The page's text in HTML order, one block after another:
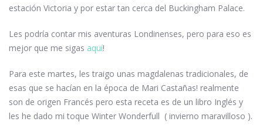
estación Victoria y por estar tan cerca del Buckingham Palace.
Les podría contar mis aventuras Londinenses, pero para eso es
mejor que me sigas aquí!
Para este martes, les traigo unas magdalenas tradicionales, de
esas que se hacían en la época de Mari Castañas! realmente
son de origen Francés pero esta receta es de un libro Inglés y
les he dado mi toque Winter Wonderfull ( invierno maravilloso ).